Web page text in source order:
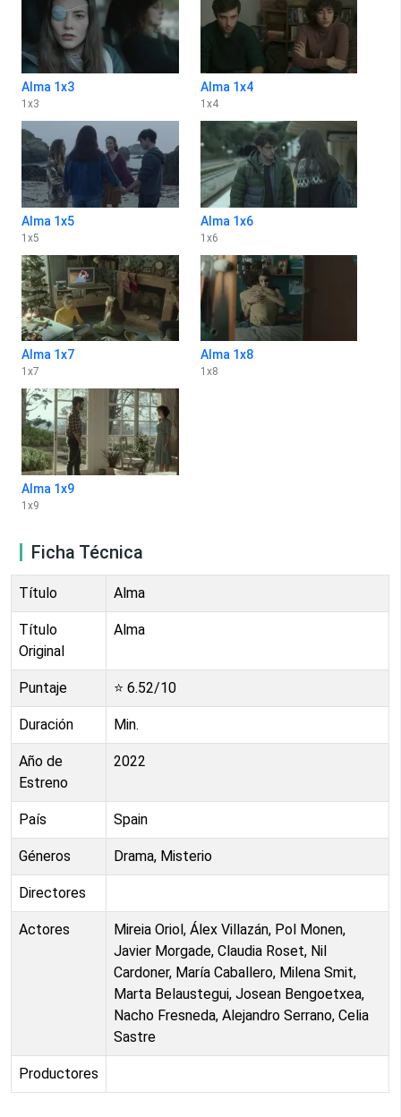
Alma 1x3
1 x3
Alma 1x4
1 x4
Alma 1x5
1 x5
Alma 1x6
1 x6
Alma 1x7
1 x7
Alma 1x8
1 x8
Alma 1x9
1 x9
Ficha Técnica
Título Alma
Título
Original
Alma
Puntaje ⭐ 6.52/10
Duración Min.
Año de
Estreno
2022
País Spain
Géneros Drama, Misterio
Directores
Actores
Mireia Oriol, Álex Villazán, Pol Monen,
Javier Morgade, Claudia Roset, Nil
Cardoner, María Caballero, Milena Smit,
Marta Belaustegui, Josean Bengoetxea,
Nacho Fresneda, Alejandro Serrano, Celia
Sastre
Productores